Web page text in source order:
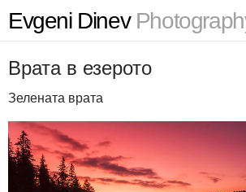
Evgeni Dinev
Врата в езерото
Зелената врата